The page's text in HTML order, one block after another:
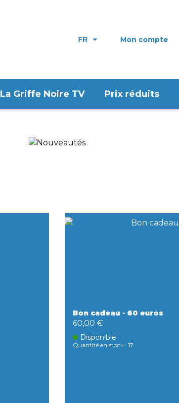
FR Mon compte
La Griffe Noire TV Prix réduits
Bon cadeau - 60 euros
60,00 €
Disponible
Quantité en stock : 17